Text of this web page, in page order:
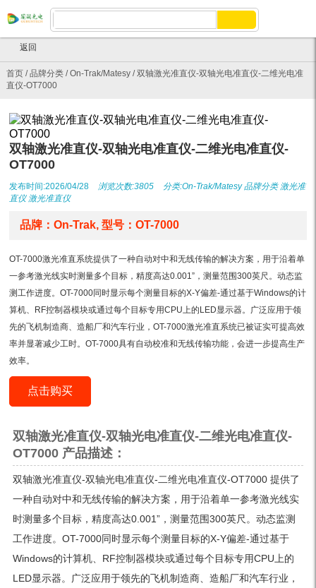
首页/品牌分类/On-Trak/Matesy/双轴激光准直仪-双轴光电准直仪-二维光电准
直仪-OT7000
返回
双轴激光准直仪-双轴光电准直仪-二维光电准直仪-
OT7000
发布时间:2026/04/28 浏览次数:3805 分类:On-Trak/Matesy 品牌分类 激光准
直仪 激光准直仪
品牌：On-Trak, 型号：OT-7000
OT-7000激光准直系统提供了一种自动对中和无线传输的解决方案，用于沿着单
一参考激光线实时测量多个目标，精度高达0.001”，测量范围300英尺。动态监
测工作进度。OT-7000同时显示每个测量目标的X-Y偏差-通过基于Windows的计
算机、RF控制器模块或通过每个目标专用CPU上的LED显示器。广泛应用于领
先的飞机制造商、造船厂和汽车行业，OT-7000激光准直系统已被证实可提高效
率并显著减少工时。OT-7000具有自动校准和无线传输功能，会进一步提高生产
效率。
点击购买
双轴激光准直仪-双轴光电准直仪-二维光电准直仪-
OT7000 产品描述：
双轴激光准直仪-双轴光电准直仪-二维光电准直仪-OT7000 提供了
一种自动对中和无线传输的解决方案，用于沿着单一参考激光线实
时测量多个目标，精度高达0.001”，测量范围300英尺。动态监测
工作进度。OT-7000同时显示每个测量目标的X-Y偏差-通过基于
Windows的计算机、RF控制器模块或通过每个目标专用CPU上的
LED显示器。广泛应用于领先的飞机制造商、造船厂和汽车行业，